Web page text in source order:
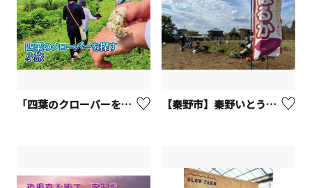
「四葉のクローバーを探す小旅」【寒川町】 【秦野市】秦野いとう農園